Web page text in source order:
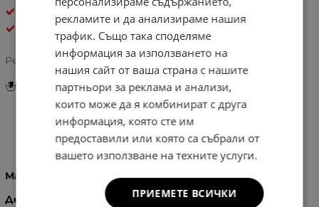
Инструкции за грижа и поддръжка
ПОРТМОНЕТА И АКСЕСОАРИ
Pelletteria Italia
Рейтинг:
Информация
Материал:
100% ЕСТЕСТВЕНА КОЖА
Детайли:
Златисти орнаменти
рекламите и да анализираме нашия
трафик. Също така споделяме
информация за използването на
нашия сайт от ваша страна с нашите
партньори за реклама и анализи,
които може да я комбинират с друга
информация, която сте им
предоставили или която са събрали от
вашето използване на техните услуги.
ПРИЕМЕТЕ ВСИЧКИ